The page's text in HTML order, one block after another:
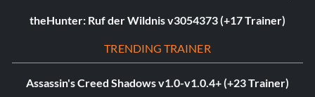
theHunter: Ruf der Wildnis v3054373 (+17 Trainer)
TRENDING TRAINER
Assassin's Creed Shadows v1.0-v1.0.4+ (+23 Trainer)